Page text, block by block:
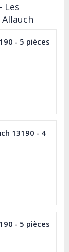
Les
- 5 pièces
13190 - 4
- 5 pièces